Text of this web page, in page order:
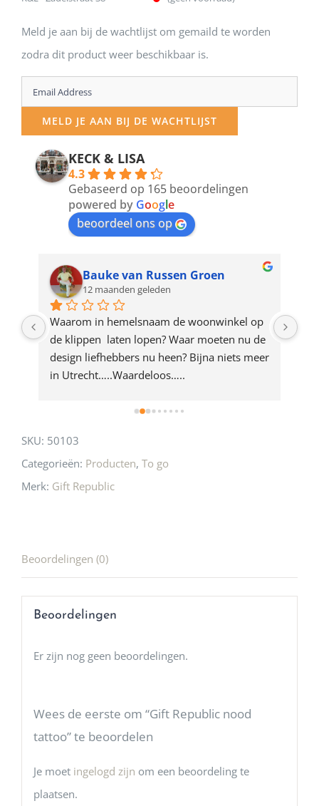
Meld je aan bij de wachtlijst om gemaild te worden
zodra dit product weer beschikbaar is.
Enter
your
email
address
product
MELD JE AAN BIJ DE WACHTLIJST
KECK & LISA
4.3
Gebaseerd op 165 beoordelingen
powered by Google
beoordeel ons op
Bauke van Russen Groen
12 maanden geleden
Waarom in hemelsnaam de woonwinkel op
de klippen  laten lopen? Waar moeten nu de
design liefhebbers nu heen? Bijna niets meer
in Utrecht…..Waardeloos…..
SKU: 50103
Categorieën: Producten, To go
Merk: Gift Republic
Beoordelingen (0)
Beoordelingen
Er zijn nog geen beoordelingen.
Wees de eerste om “Gift Republic nood
tattoo” te beoordelen
Je moet ingelogd zijn om een beoordeling te
plaatsen.